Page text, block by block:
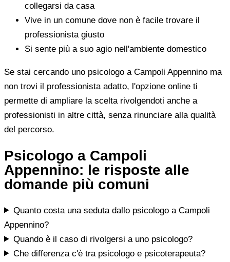
collegarsi da casa
Vive in un comune dove non è facile trovare il
professionista giusto
Si sente più a suo agio nell'ambiente domestico
Se stai cercando uno psicologo a Campoli Appennino ma
non trovi il professionista adatto, l'opzione online ti
permette di ampliare la scelta rivolgendoti anche a
professionisti in altre città, senza rinunciare alla qualità
del percorso.
Psicologo a Campoli
Appennino: le risposte alle
domande più comuni
Quanto costa una seduta dallo psicologo a Campoli
Appennino?
Quando è il caso di rivolgersi a uno psicologo?
Che differenza c'è tra psicologo e psicoterapeuta?